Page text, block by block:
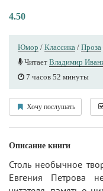
4.50
Юмор / Классика / Проза
Читает Владимир
7 часов 52 минуты
Хочу послушать
Описание книги
Столь необычное
Евгения Петрова